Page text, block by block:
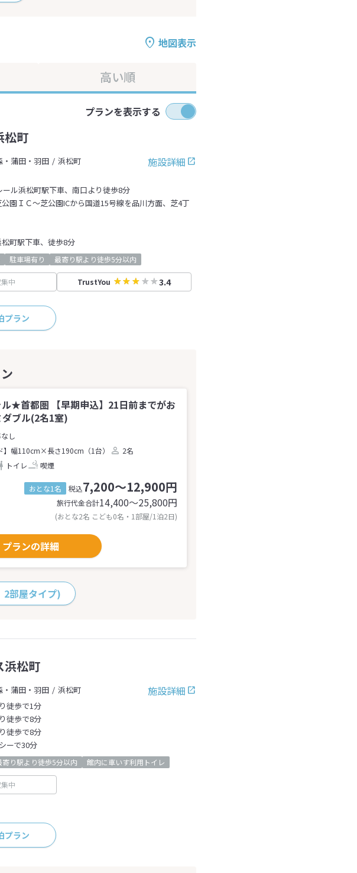
地図表示
高い順
プランを表示する
松町
施設詳細
・蒲田・羽田
浜松町
ル浜松町駅下車、南口より徒歩8分
園ＩＣ～芝公園ICから国道15号線を品川方面、芝4丁
町駅下車、徒歩8分
駐車場有り 最寄り駅より徒歩5分以内
中 TrustYou 3.4
プラン
★首都圏 【早期申込】21日前までがお
ブル(2名1室)
し
】幅110cm×長さ190cm（1台）
2名
トイレ 喫煙
おとな1名 税込7,200～12,900円
旅行代金合計14,400〜25,800円
(おとな2名 こども0名・1部屋/1泊2日)
プランの詳細
2部屋タイプ)
浜松町
施設詳細
・蒲田・羽田
浜松町
徒歩で1分
徒歩で8分
徒歩で8分
ーで30分
寄り駅より徒歩5分以内 館内に車いす利用トイレ
中
プラン